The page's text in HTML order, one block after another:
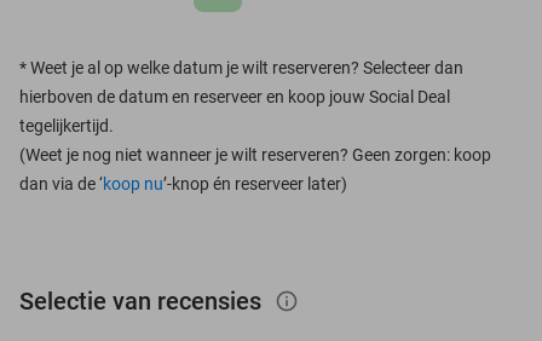
*Weet je al op welke datum je wilt reserveren? Selecteer dan
hierboven de datum en reserveer en koop jouw Social Deal
tegelijkertijd.
(Weet je nog niet wanneer je wilt reserveren? Geen zorgen: koop
dan via de ‘koop nu’-knop én reserveer later)
Selectie van recensies info_outlined